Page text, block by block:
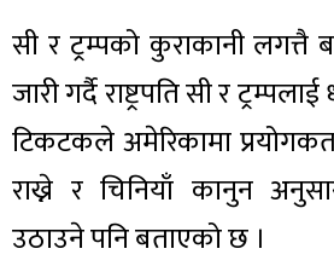
सी र ट्रम्पको कुराकानी लगत्तै
जारी गर्दै राष्ट्रपति सी र
टिकटकले अमेरिकामा
राख्ने र चिनियाँ कानुन
उठाउने पनि बताएको छ ।